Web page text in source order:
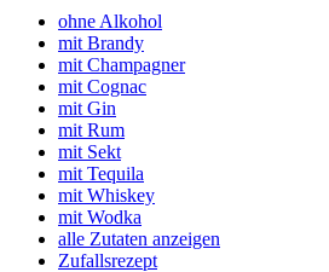
ohne Alkohol
mit Brandy
mit Champagner
mit Cognac
mit Gin
mit Rum
mit Sekt
mit Tequila
mit Whiskey
mit Wodka
alle Zutaten anzeigen
Zufallsrezept